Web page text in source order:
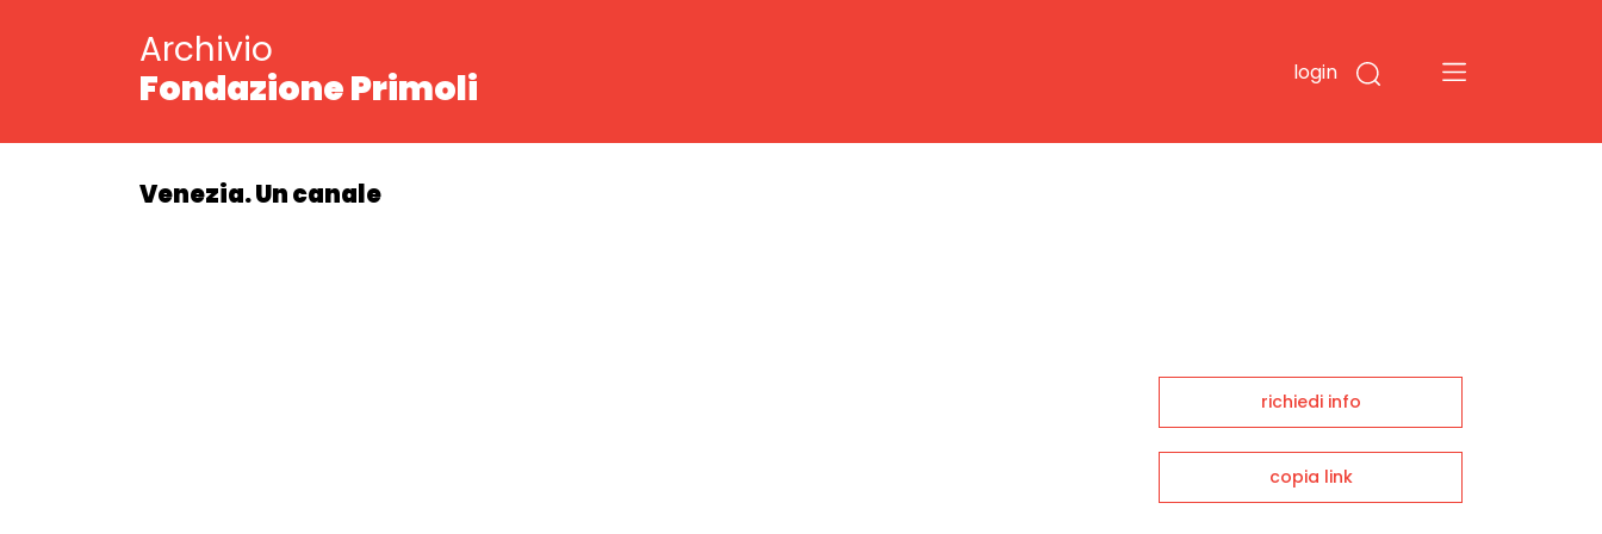
Archivio
Fondazione Primoli
login
Venezia. Un canale
richiedi info
copia link